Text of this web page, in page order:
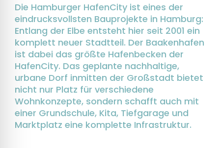
Die Hamburger HafenCity ist eines der
eindrucksvollsten Bauprojekte in Hamburg:
Entlang der Elbe entsteht hier seit 2001 ein
komplett neuer Stadtteil. Der Baakenhafen
ist dabei das größte Hafenbecken der
HafenCity. Das geplante nachhaltige,
urbane Dorf inmitten der Großstadt bietet
nicht nur Platz für verschiedene
Wohnkonzepte, sondern schafft auch mit
einer Grundschule, Kita, Tiefgarage und
Marktplatz eine komplette Infrastruktur.